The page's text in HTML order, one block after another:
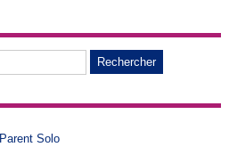
Parent Solo